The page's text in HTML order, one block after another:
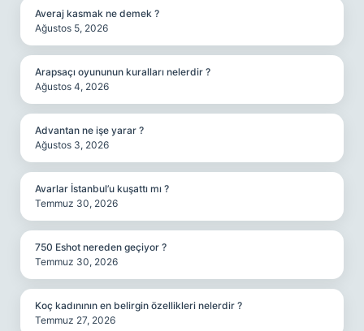
Averaj kasmak ne demek ?
Ağustos 5, 2026
Arapsaçı oyununun kuralları nelerdir ?
Ağustos 4, 2026
Advantan ne işe yarar ?
Ağustos 3, 2026
Avarlar İstanbul’u kuşattı mı ?
Temmuz 30, 2026
750 Eshot nereden geçiyor ?
Temmuz 30, 2026
Koç kadınının en belirgin özellikleri nelerdir ?
Temmuz 27, 2026